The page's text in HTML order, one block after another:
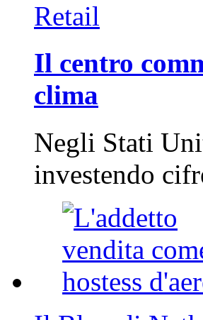
Retail
Il centro
clima
Negli Stati
investendo